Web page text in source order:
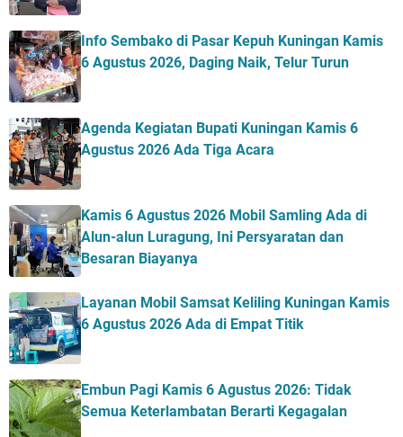
Info Sembako di Pasar Kepuh Kuningan Kamis
6 Agustus 2026, Daging Naik, Telur Turun
Agenda Kegiatan Bupati Kuningan Kamis 6
Agustus 2026 Ada Tiga Acara
Kamis 6 Agustus 2026 Mobil Samling Ada di
Alun-alun Luragung, Ini Persyaratan dan
Besaran Biayanya
Layanan Mobil Samsat Keliling Kuningan Kamis
6 Agustus 2026 Ada di Empat Titik
Embun Pagi Kamis 6 Agustus 2026: Tidak
Semua Keterlambatan Berarti Kegagalan